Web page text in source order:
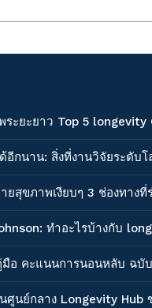
ะยะยาว Top 5
กนาน: สิ่งที่งานวิจัยระดับโ
ยสุขภาพเงียบๆ 3 ช่องทาง
ทำอะไรบ้างกับ
อ คะแนนการนอนหลับ ฉบั
ศูนย์กลาง Longevity Hub